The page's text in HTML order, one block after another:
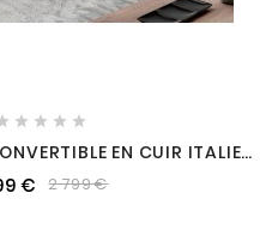
   
EN CUIR ITALIEN
DROIT (VU DE FACE)
€ 2 799 €